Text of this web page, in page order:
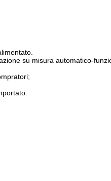
su misura automatico-